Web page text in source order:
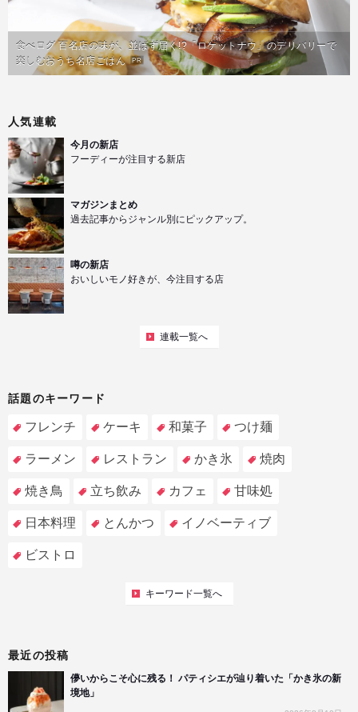
食べログ 百名店の味が、並ばず届く!?「ロケットナウ」のデリバリーで
楽しむおうち名店ごはん PR
人気連載
今月の新店
フーディーが注目する新店
マガジンまとめ
過去記事からジャンル別にピックアップ。
噂の新店
おいしいモノ好きが、今注目する店
連載一覧へ
話題のキーワード
フレンチ ケーキ 和菓子 つけ麺
ラーメン レストラン かき氷 焼肉
焼き鳥 立ち飲み カフェ 甘味処
日本料理 とんかつ イノベーティブ
ビストロ
キーワード一覧へ
最近の投稿
儚いからこそ心に残る！ パティシエが辿り着いた「かき氷の新
境地」